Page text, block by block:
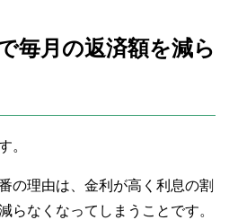
毎月の返済額を減ら
。
の理由は、金利が高く利息の割
らなくなってしまうことです。